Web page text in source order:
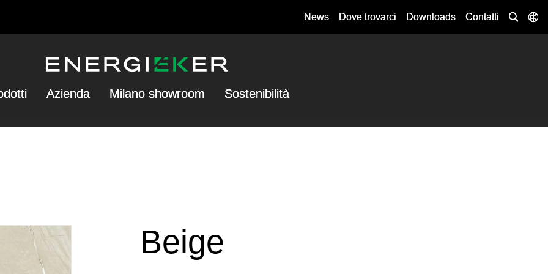
News Dove trovarci Downloads Contatti
Azienda Milano showroom Sostenibilità
Beige